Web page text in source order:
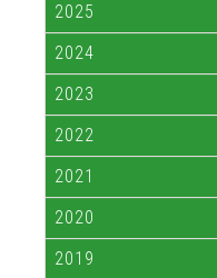
2025
2024
2023
2022
2021
2020
2019